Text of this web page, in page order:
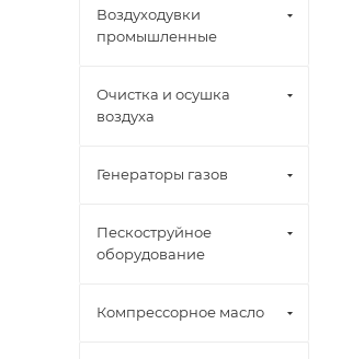
Воздуходувки
промышленные
Очистка и осушка
воздуха
Генераторы газов
Пескоструйное
оборудование
Компрессорное масло